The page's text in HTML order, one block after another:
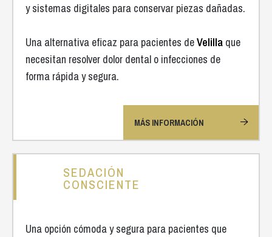
y sistemas digitales para conservar piezas dañadas.
Una alternativa eficaz para pacientes deVelilla que
necesitan resolver dolor dental o infecciones de
forma rápida y segura.
MÁS INFORMACIÓN
SEDACIÓN
CONSCIENTE
Una opción cómoda y segura para pacientes que